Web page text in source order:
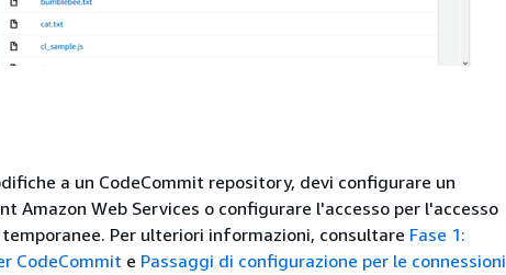
a un CodeCommit repository, devi configurare un
Amazon Web Services o configurare l'accesso per l'accesso
Per ulteriori informazioni, consultare Fase 1:
CodeCommit e Passaggi di configurazione per le connessioni